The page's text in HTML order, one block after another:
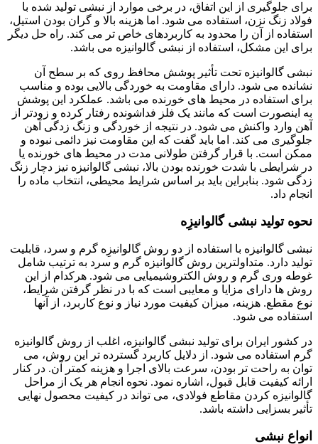
برای جلوگیری از این اتفاق، در برخی موارد از نبشی تولید شده با
فولاد زنگ نزن، استفاده می شود. اما هزینه بالا و گران بودن استیل،
استفاده از آن را محدود به کاربردهای خاص تر می کند. راه حل دیگر
برای این مشکل، استفاده از نبشی گالوانیزه می باشد.
نبشی گالوانیزه تحت تأثیر پوشش محافظ روی که بر سطح آن
نشانده می شود. دارای مقاومت به خوردگی بالایی بوده و مناسب
برای استفاده در محیط های خورنده می باشد. عملکرد این پوشش
به اینصورت است که مانند یک فلز فداشونده رفتار کرده و زودتر از
آهن وارد واکنش می شود. در نتیجه از خوردگی و زنگ زدگی آهن
جلوگیری می کند. اما باید گفت که این مقاومت نیز دائمی نبوده و
ممکن است. با قرار گرفتن طولانی مدت در محیط های خورنده یا
در شرایطی با شدت خورنده بودن بالا، نبشی گالوانیزه نیز دچار زنگ
زدگی شود. بنابراین باید بر اساس شرایط محیطی، انتخاب ماده را
انجام داد.
نحوه تولید نبشی گالوانیزِه
نبشی گالوانیزه با استفاده از دو روش گالوانیزِه گرم و سرد، قابلیت
تولید دارد. متداولترین روش گالوانیزه گرم و سرد به ترتیب شامل
غوطه وری گرم و روش الکتروشیمیایی می شود. هرکدام از این
روش ها دارای مزایا و معایبی است که با در نظر گرفتن شرایط،
نوع مقطع. هزینه، میزان کیفیت مورد نیاز و نوع کاربرد، از آنها
استفاده می شود.
در کشور ایران برای تولید نبشی گالوانیزه، اغلب از روش گالوانیزه
گرم استفاده می شود. از دلایل کاربرد گسترده تر این روش، می
توان به راحت تر بودن، سرعت بالای اجرا و هزینه کمتر آن. در کنار
ارائه کیفیت قابل قبول، اشاره نمود. نحوه انجام هر یک از مراحل
گالوانیزه کردن مقاطع فولادی، می تواند در کیفیت محصول نهایی
تأثیر بسزایی داشته باشد.
انواع نبشی